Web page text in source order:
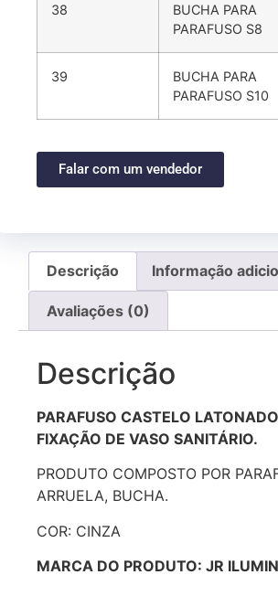
38
BUCHA PARA
PARAFUSO S8
39
BUCHA PARA
PARAFUSO S10
Falar com um vendedor
Descrição Informação
Avaliações (0)
Descrição
PARAFUSO CASTELO
FIXAÇÃO DE VASO SANITÁRIO.
PRODUTO COMPOSTO POR
ARRUELA, BUCHA.
COR: CINZA
MARCA DO PRODUTO: JR